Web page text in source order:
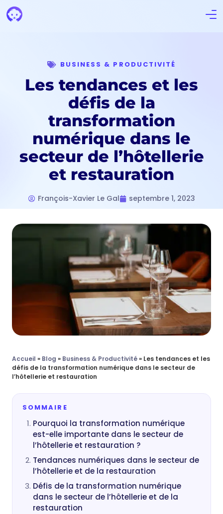
BUSINESS & PRODUCTIVITÉ
Les tendances et les
défis de la
transformation
numérique dans le
secteur de l’hôtellerie
et restauration
François-Xavier Le Gal septembre 1, 2023
Accueil » Blog » Business & Productivité» Les tendances et les
défis de la transformation numérique dans le secteur de
l’hôtellerie et restauration
SOMMAIRE
Pourquoi la transformation numérique
est-elle importante dans le secteur de
l’hôtellerie et restauration ?
Tendances numériques dans le secteur de
l’hôtellerie et de la restauration
Défis de la transformation numérique
dans le secteur de l’hôtellerie et de la
restauration